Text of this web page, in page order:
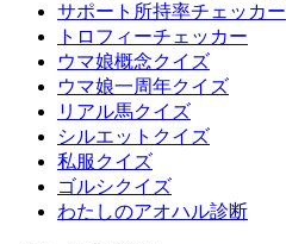
サポート所持率チェッカー
トロフィーチェッカー
ウマ娘概念クイズ
ウマ娘一周年クイズ
リアル馬クイズ
シルエットクイズ
私服クイズ
ゴルシクイズ
わたしのアオハル診断